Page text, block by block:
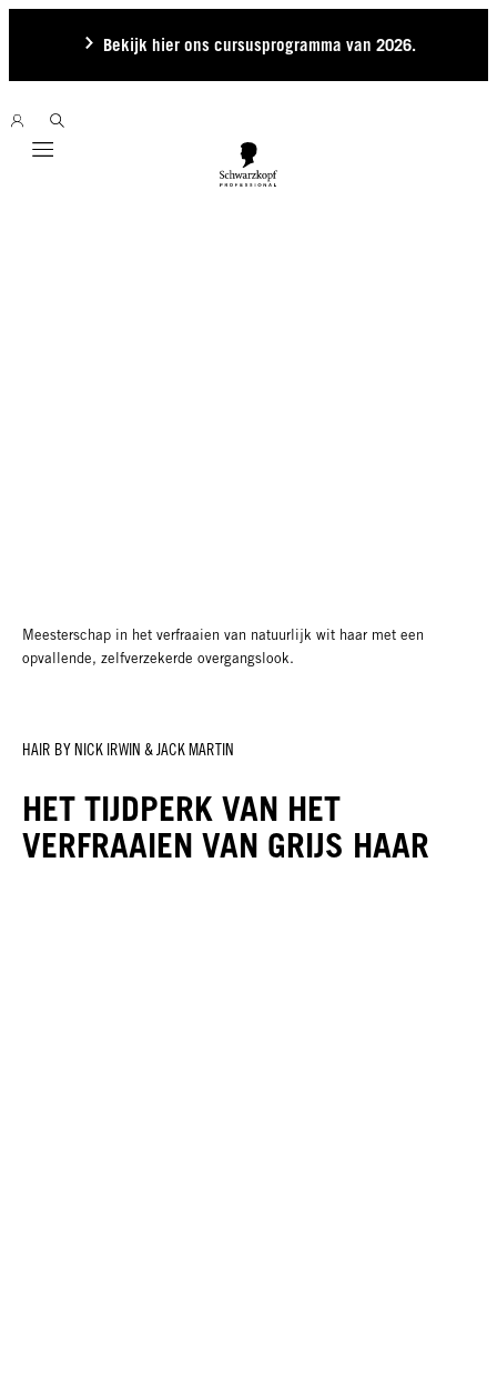
Bekijk hier ons cursusprogramma van 2026.
Mobile navigation
Meesterschap in het verfraaien van natuurlijk wit haar met een
opvallende, zelfverzekerde overgangslook.
HAIR BY NICK IRWIN & JACK MARTIN
HET TIJDPERK VAN HET
VERFRAAIEN VAN GRIJS HAAR